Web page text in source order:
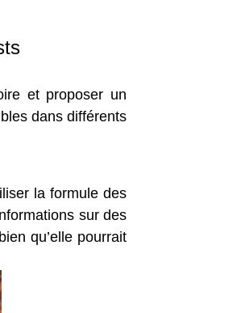
et proposer un
dans différents
la formule des
sur des
qu’elle pourrait